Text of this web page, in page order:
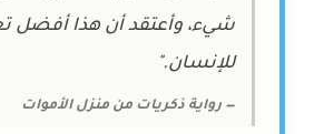
شيء، وأعتقد أن هذا أفضل
للإنسان."
— رواية ذكريات من منزل الأموات